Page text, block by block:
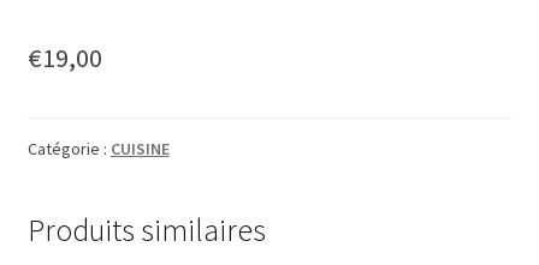
€19,00
Catégorie : CUISINE
Produits similaires